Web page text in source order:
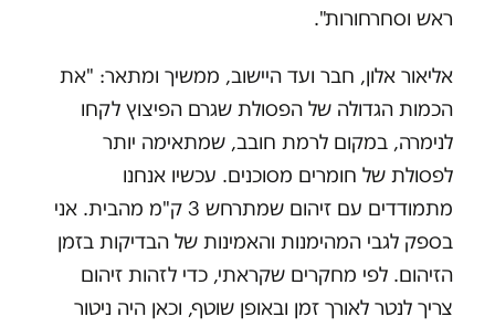
ראש וסחרחורות".
אליאור אלון, חבר ועד היישוב, ממשיך ומתאר: "את
הכמות הגדולה של הפסולת שגרם הפיצוץ לקחו
לנימרה, במקום לרמת חובב, שמתאימה יותר
לפסולת של חומרים מסוכנים. עכשיו אנחנו
מתמודדים עם זיהום שמתרחש 3 ק"מ מהבית. אני
בספק לגבי המהימנות והאמינות של הבדיקות בזמן
הזיהום. לפי מחקרים שקראתי, כדי לזהות זיהום
צריך לנטר לאורך זמן ובאופן שוטף, וכאן היה ניטור